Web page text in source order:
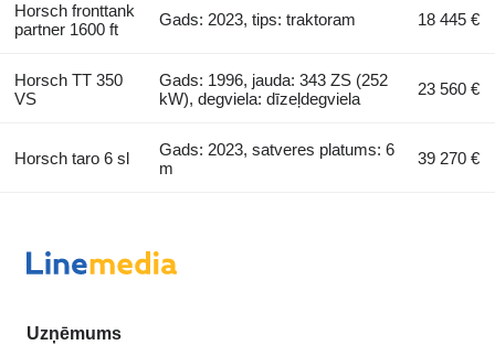
Horsch fronttank
partner 1600 ft
Gads: 2023, tips: traktoram 18 445 €
Horsch TT 350
VS
Gads: 1996, jauda: 343 ZS (252
kW), degviela: dīzeļdegviela
23 560 €
Horsch taro 6 sl
Gads: 2023, satveres platums: 6
m
39 270 €
Uzņēmums